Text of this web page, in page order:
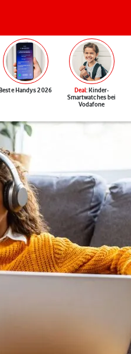
Handys 2026 Deal: Kinder-
Smartwatches bei
Vodafone